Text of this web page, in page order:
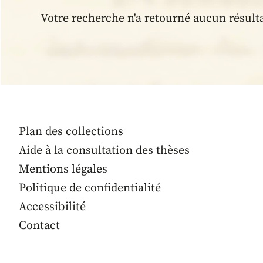
Votre recherche n'a retourné aucun
Plan des collections
Aide à la consultation des thèses
Mentions légales
Politique de confidentialité
Accessibilité
Contact